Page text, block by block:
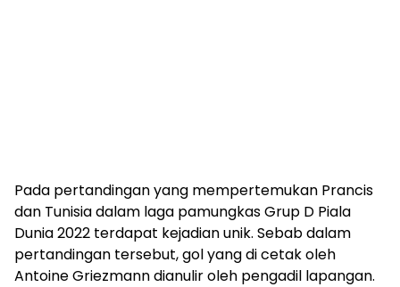
Pada pertandingan yang mempertemukan Prancis
dan Tunisia dalam laga pamungkas Grup D Piala
Dunia 2022 terdapat kejadian unik. Sebab dalam
pertandingan tersebut, gol yang di cetak oleh
Antoine Griezmann dianulir oleh pengadil lapangan.